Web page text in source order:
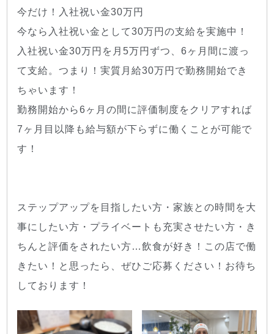
今だけ！入社祝い金30万円
今なら入社祝い金として30万円の支給を実施中！
入社祝い金30万円を月5万円ずつ、6ヶ月間に渡っ
て支給。つまり！実質月給30万円で勤務開始でき
ちゃいます！
勤務開始から6ヶ月の間に評価制度をクリアすれば
7ヶ月目以降も給与額が下らずに働くことが可能で
す！
ステップアップを目指したい方・家族との時間を大
事にしたい方・プライベートも充実させたい方・き
ちんと評価をされたい方…飲食が好き！この店で働
きたい！と思ったら、ぜひご応募ください！お待ち
しております！